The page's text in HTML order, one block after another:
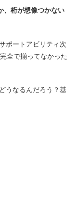
、桁が想像つかない
ポートアビリティ次
全で揃ってなかった
うなるんだろう？基